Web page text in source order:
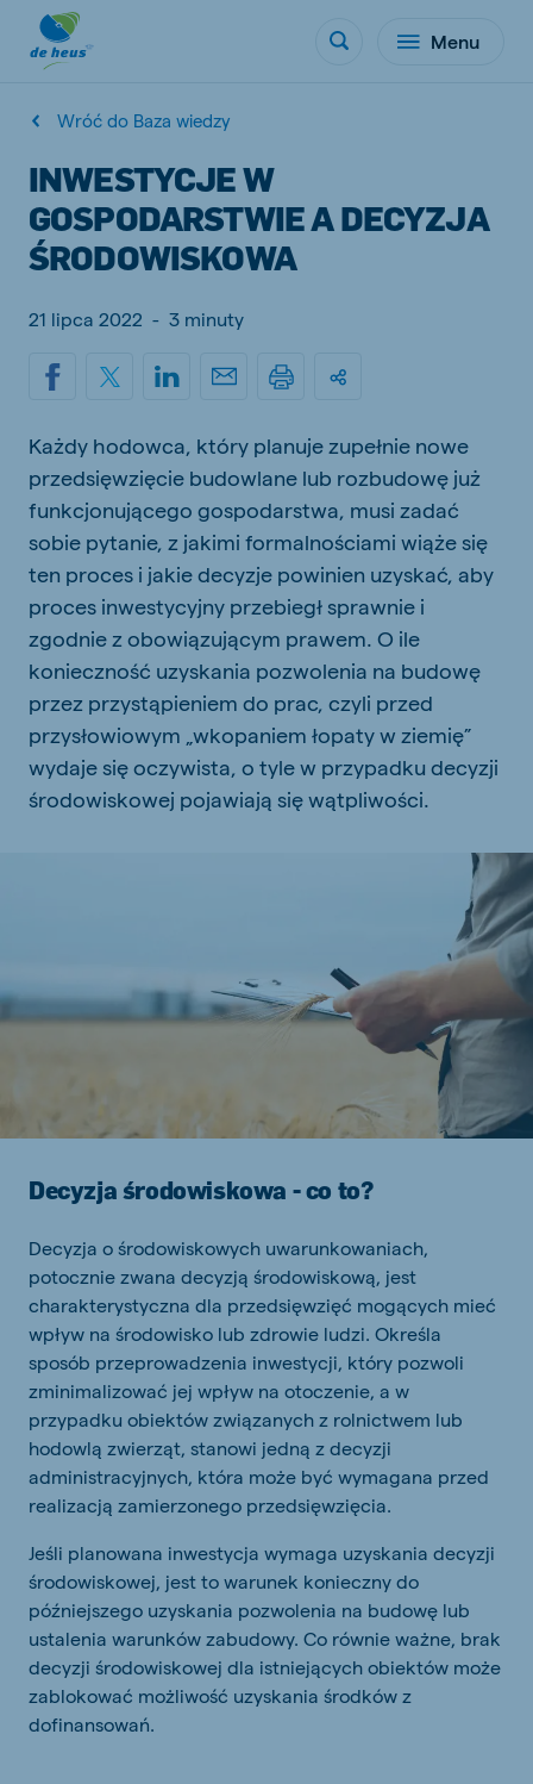
Menu
Wróć do Baza wiedzy
INWESTYCJE W
GOSPODARSTWIE A DECYZJA
ŚRODOWISKOWA
21 lipca 2022 - 3 minuty
Każdy hodowca, który planuje zupełnie nowe
przedsięwzięcie budowlane lub rozbudowę już
funkcjonującego gospodarstwa, musi zadać
sobie pytanie, z jakimi formalnościami wiąże się
ten proces i jakie decyzje powinien uzyskać, aby
proces inwestycyjny przebiegł sprawnie i
zgodnie z obowiązującym prawem. O ile
konieczność uzyskania pozwolenia na budowę
przez przystąpieniem do prac, czyli przed
przysłowiowym „wkopaniem łopaty w ziemię”
wydaje się oczywista, o tyle w przypadku decyzji
środowiskowej pojawiają się wątpliwości.
Decyzja środowiskowa - co to?
Decyzja o środowiskowych uwarunkowaniach,
potocznie zwana decyzją środowiskową, jest
charakterystyczna dla przedsięwzięć mogących mieć
wpływ na środowisko lub zdrowie ludzi. Określa
sposób przeprowadzenia inwestycji, który pozwoli
zminimalizować jej wpływ na otoczenie, a w
przypadku obiektów związanych z rolnictwem lub
hodowlą zwierząt, stanowi jedną z decyzji
administracyjnych, która może być wymagana przed
realizacją zamierzonego przedsięwzięcia.
Jeśli planowana inwestycja wymaga uzyskania decyzji
środowiskowej, jest to warunek konieczny do
późniejszego uzyskania pozwolenia na budowę lub
ustalenia warunków zabudowy. Co równie ważne, brak
decyzji środowiskowej dla istniejących obiektów może
zablokować możliwość uzyskania środków z
dofinansowań.